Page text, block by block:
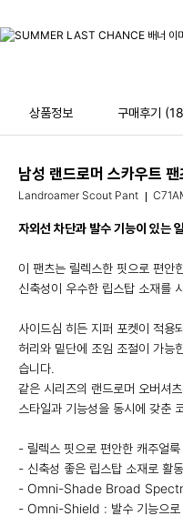
상품정보 구매후기
남성 랜드로머 스카우트 팬
Landroamer Scout Pant
자외선 차단과 발수 기능이 있는
이 팬츠는 릴렉스한 핏으로 편안
신축성이 우수한 립스탑 소재를
사이드심 히든 지퍼 포켓이 적용
허리와 밑단에 조임 조절이 가능
습니다.
같은 시리즈의 랜드로머 오버셔
스타일과 기능성을 동시에 갖춘
- 릴렉스 핏으로 편안한 캐주얼
- 신축성 좋은 립스탑 소재로 활
- Omni-Shade Broad
- Omni-Shield : 발수 기능으로